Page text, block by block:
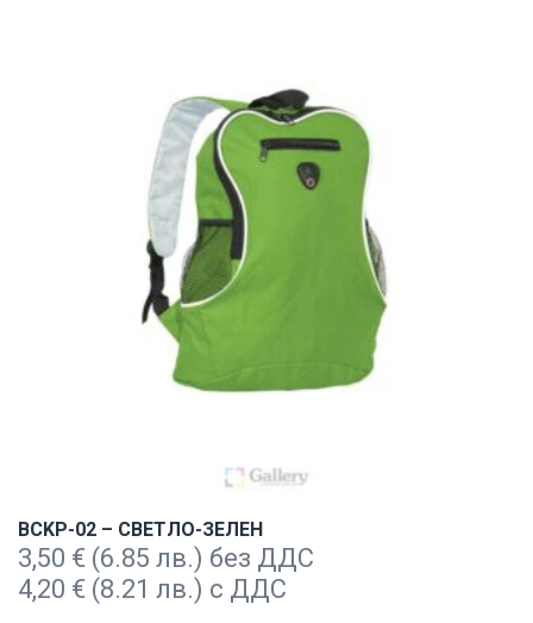
BCKP-02 – СВЕТЛО-ЗЕЛЕН
3,50 € (6.85 лв.) без ДДС
4,20 € (8.21 лв.) с ДДС